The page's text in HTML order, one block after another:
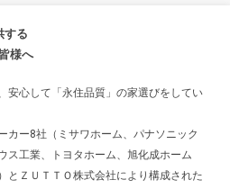
する
様へ
安心して「永住品質」の家選びをしてい
カー8社（ミサワホーム、パナソニック
ス工業、トヨタホーム、旭化成ホーム
とＺＵＴＴＯ株式会社により構成された